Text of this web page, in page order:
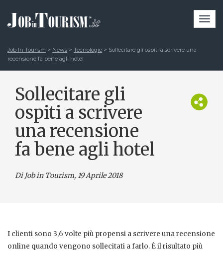
Job In Tourism > News > Tecnologie > Sollecitare gli ospiti a scrivere una
recensione fa bene agli hotel
Sollecitare gli
ospiti a scrivere
una recensione
fa bene agli hotel
Di Job in Tourism, 19 Aprile 2018
I clienti sono 3,6 volte più propensi a scrivere una recensione
online quando vengono sollecitati a farlo. È il risultato più